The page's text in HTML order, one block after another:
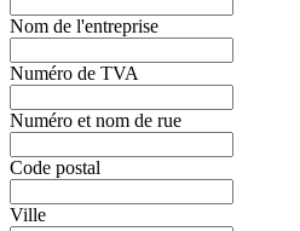
Nom de l'entreprise
Numéro de TVA
Numéro et nom de rue
Code postal
Ville